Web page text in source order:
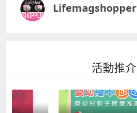
Lifemagshopper
活動推介